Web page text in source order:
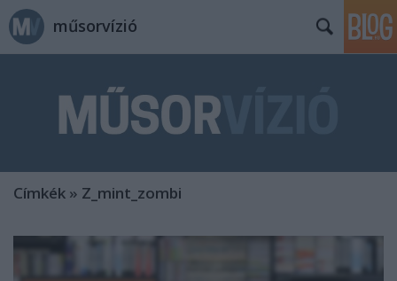
műsorvízió
Címkék » Z_mint_zombi